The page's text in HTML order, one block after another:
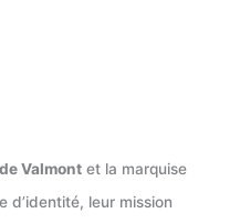
Valmont et la marquise
d’identité, leur mission